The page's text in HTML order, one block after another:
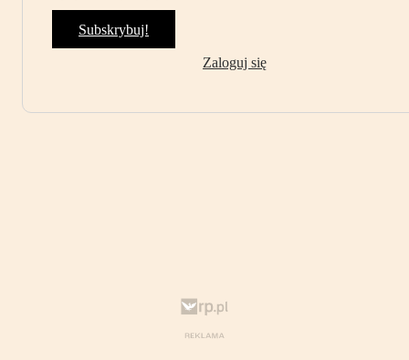
Subskrybuj!
Zaloguj się